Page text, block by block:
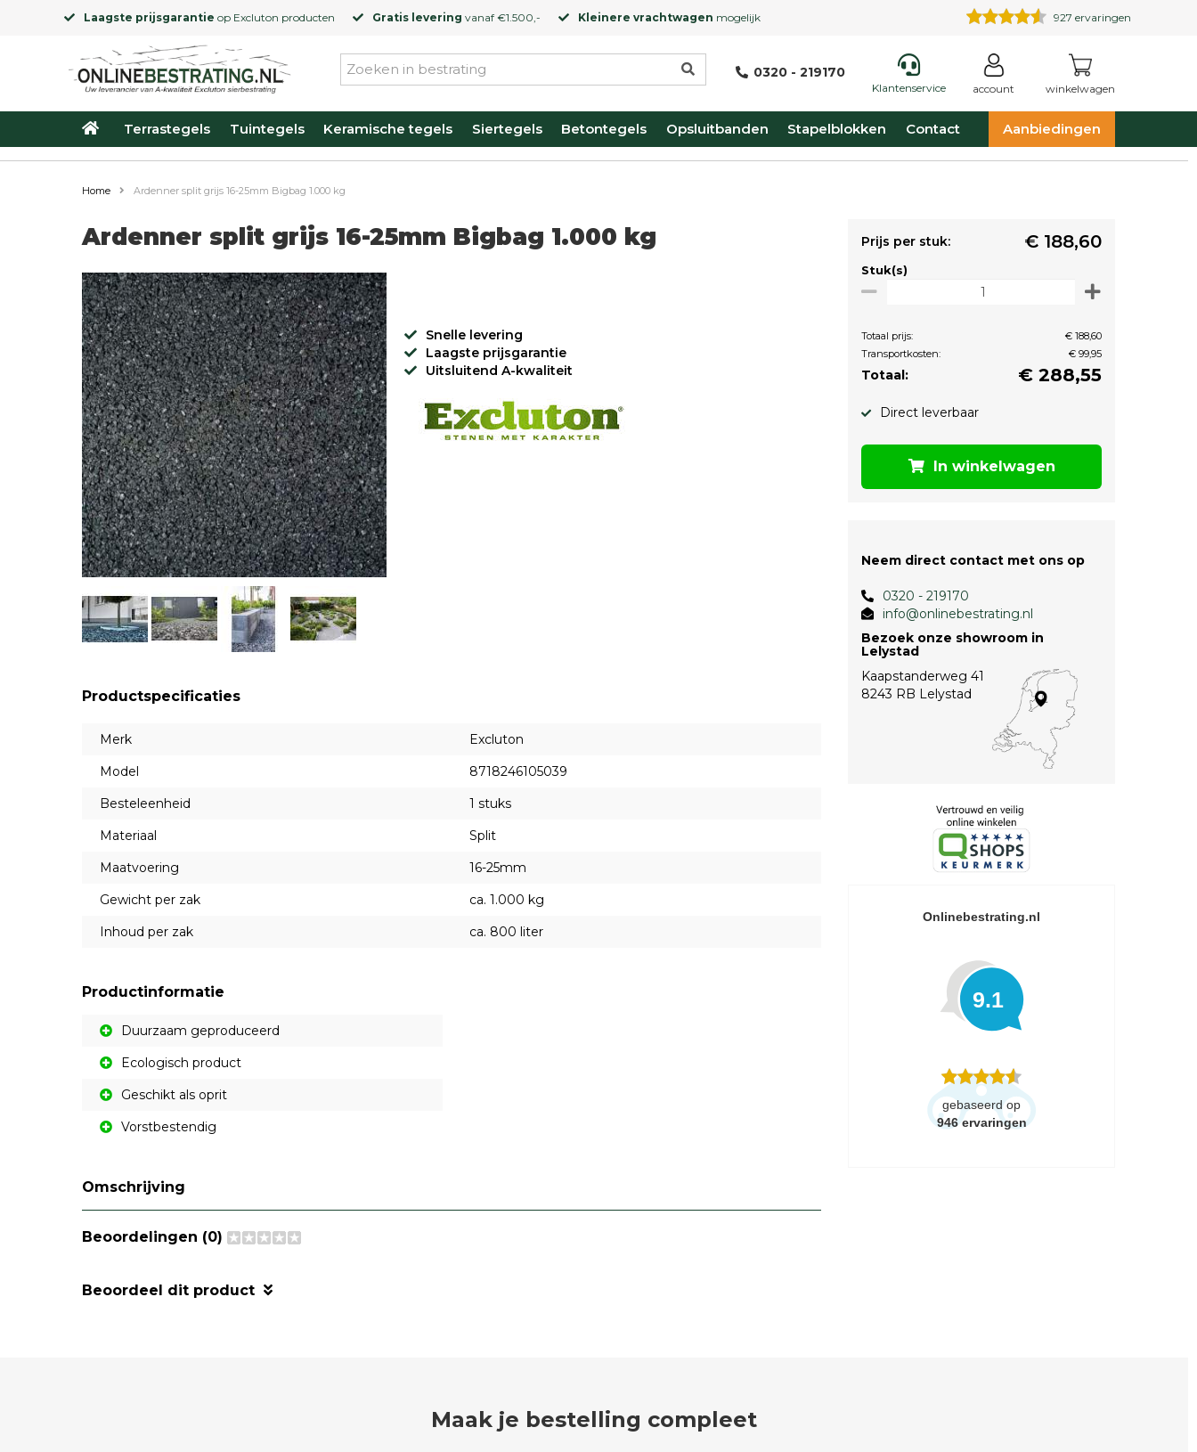
Laagste prijsgarantie op Excluton producten Gratis levering vanaf €1.500,- Kleinere vrachtwagen mogelijk 927 ervaringen
0320 - 219170
Klantenservice account winkelwagen
Terrastegels Tuintegels Keramische tegels Siertegels Betontegels Opsluitbanden Stapelblokken Contact Aanbiedingen
Home Ardenner split grijs 16-25mm Bigbag 1.000 kg
Ardenner split grijs 16-25mm Bigbag 1.000 kg
Snelle levering
Laagste prijsgarantie
Uitsluitend A-kwaliteit
Productspecificaties
Merk
Excluton
Model
8718246105039
Besteleenheid
1 stuks
Materiaal
Split
Maatvoering
16-25mm
Gewicht per zak
ca. 1.000 kg
Inhoud per zak
ca. 800 liter
Productinformatie
Duurzaam geproduceerd
Ecologisch product
Geschikt als oprit
Vorstbestendig
Omschrijving
Beoordelingen (0)
Beoordeel dit product
Prijs per stuk: € 188,60
Stuk(s)
Totaal prijs:
€ 188,60
Transportkosten:
€ 99,95
Totaal: € 288,55
Direct leverbaar
In winkelwagen
Neem direct contact met ons op
0320 - 219170
info@onlinebestrating.nl
Bezoek onze showroom in
Lelystad
Kaapstanderweg 41
8243 RB Lelystad
Onlinebestrating.nl
9.1
gebaseerd op
946 ervaringen
Maak je bestelling compleet